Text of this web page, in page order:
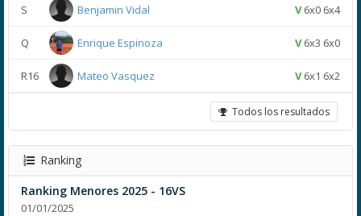
S Benjamin Vidal V6x0 6x4
Q Enrique Espinoza V6x3 6x0
R16 Mateo Vasquez V6x1 6x2
Todos los resultados
Ranking
Ranking Menores 2025 - 16VS
01/01/2025